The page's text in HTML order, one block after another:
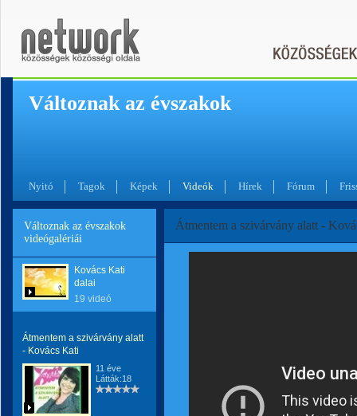
Változnak az évszakok
Nyitó Tagok Képek Videók Hírek Fórum
Változnak az évszakok
videógalériái
Kovács Kati
dalai
19 videó
Átmentem a szivárvány alatt
- Kovács Kati
11 éve
Látták:18
Átmentem a szivárvány alatt -